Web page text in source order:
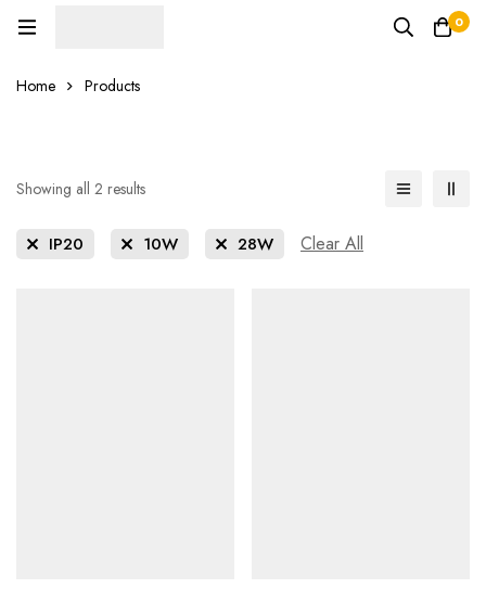
0
Home Products
Showing all 2 results
IP20 10W 28W Clear All